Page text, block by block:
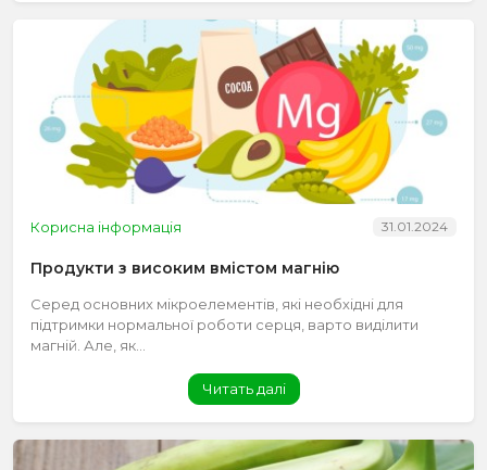
Корисна інформація 31.01.2024
Продукти з високим вмістом магнію
Серед основних мікроелементів, які необхідні для
підтримки нормальної роботи серця, варто виділити
магній. Але, як...
Читать далі